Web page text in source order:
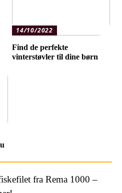
14/10/2022
Find de perfekte
vinterstøvler til dine børn
fra Rema 1000 –